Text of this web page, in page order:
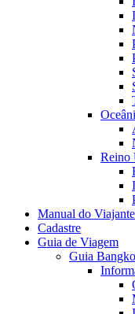
Reino
Manual do Viajante
Cadastre
Guia de Viagem
Guia